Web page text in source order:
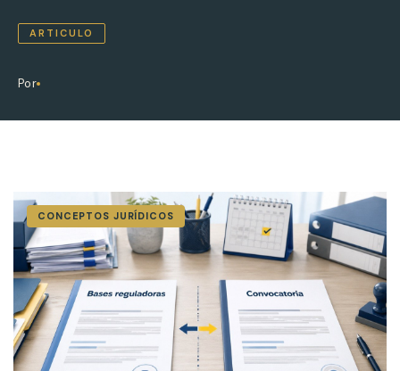
ARTICULO
Por
CONCEPTOS JURÍDICOS